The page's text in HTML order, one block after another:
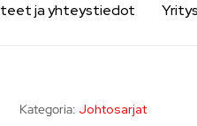
ja yhteystiedot Yritys
Kategoria: Johtosarjat